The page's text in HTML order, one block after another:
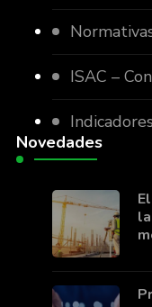
ISAC –
Indicadores
Novedades